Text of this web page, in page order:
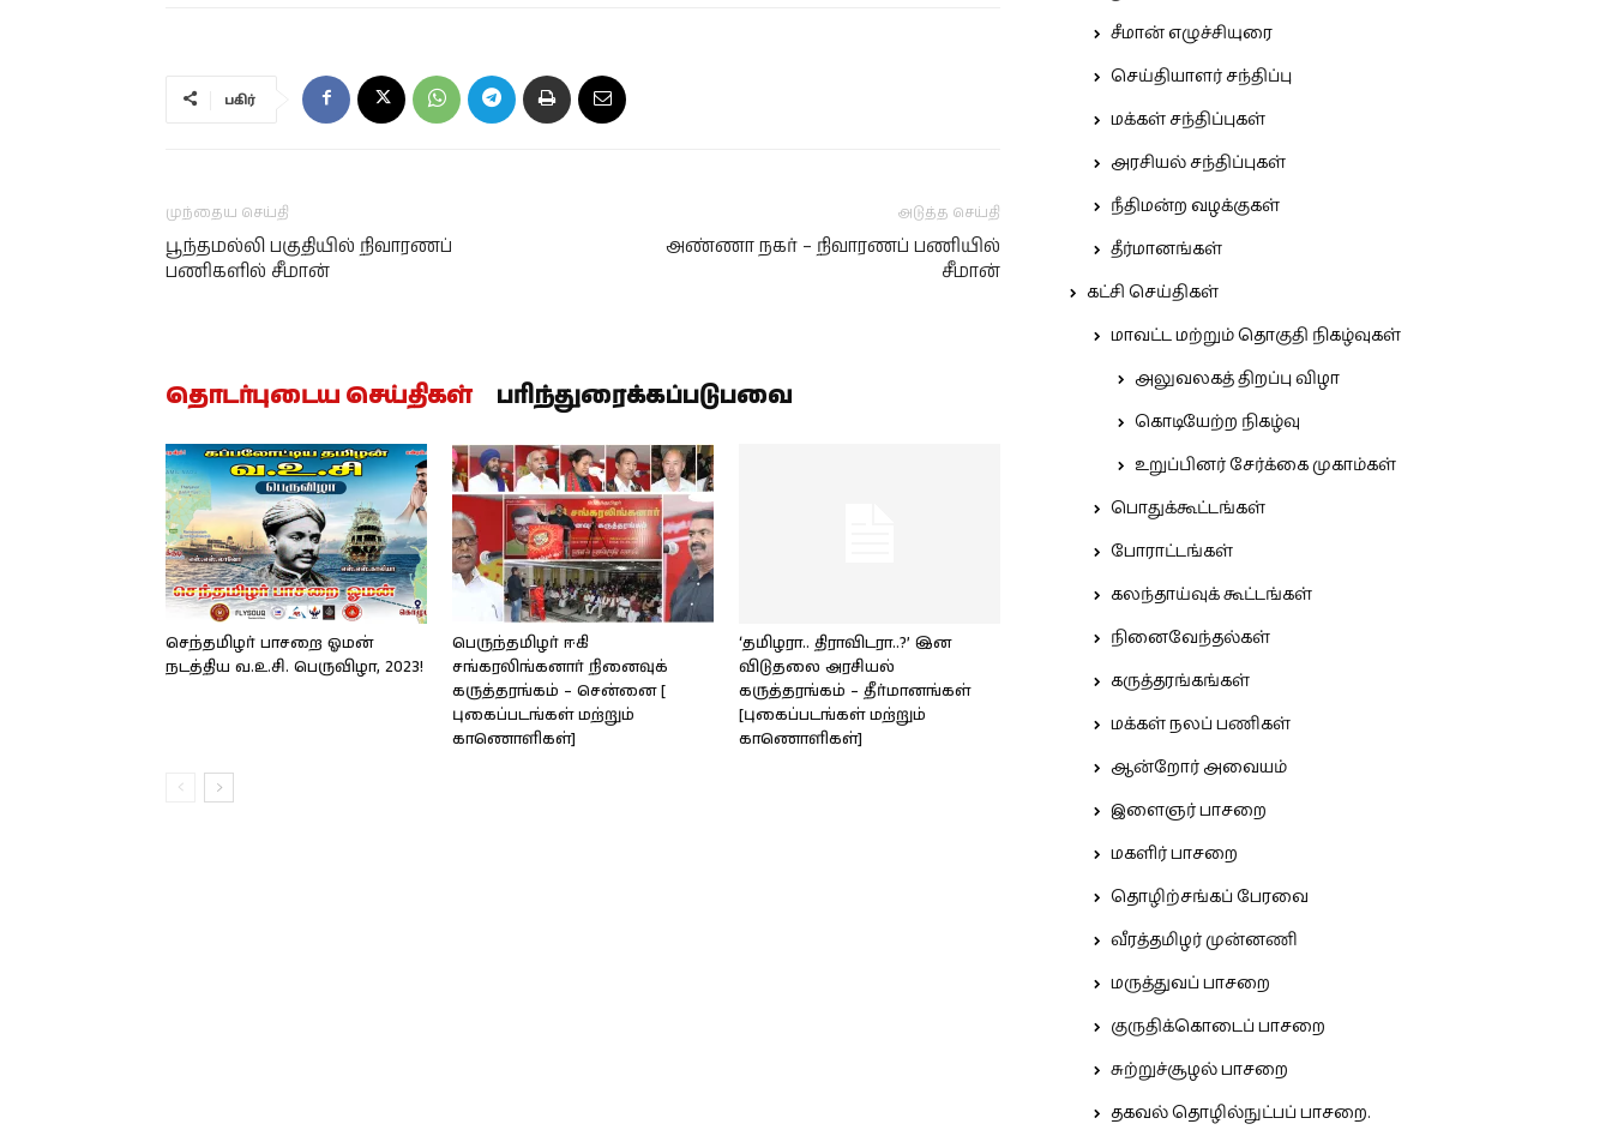
பகிர்
முந்தைய செய்தி
பூந்தமல்லி பகுதியில் நிவாரணப்
பணிகளில் சீமான்
அடுத்த செய்தி
அண்ணா நகர் – நிவாரணப் பணியில்
சீமான்
தொடர்புடைய செய்திகள் பரிந்துரைக்கப்படுபவை
செந்தமிழர் பாசறை ஓமன்
நடத்திய வ.உ.சி. பெருவிழா, 2023!
பெருந்தமிழர் ஈகி
சங்கரலிங்கனார் நினைவுக்
கருத்தரங்கம் – சென்னை [
புகைப்படங்கள் மற்றும்
காணொளிகள்]
‘தமிழரா.. திராவிடரா..?’ இன
விடுதலை அரசியல்
கருத்தரங்கம் – தீர்மானங்கள்
[புகைப்படங்கள் மற்றும்
காணொளிகள்]
சீமான் எழுச்சியுரை
செய்தியாளர் சந்திப்பு
மக்கள் சந்திப்புகள்
அரசியல் சந்திப்புகள்
நீதிமன்ற வழக்குகள்
தீர்மானங்கள்
கட்சி செய்திகள்
மாவட்ட மற்றும் தொகுதி நிகழ்வுகள்
அலுவலகத் திறப்பு விழா
கொடியேற்ற நிகழ்வு
உறுப்பினர் சேர்க்கை முகாம்கள்
பொதுக்கூட்டங்கள்
போராட்டங்கள்
கலந்தாய்வுக் கூட்டங்கள்
நினைவேந்தல்கள்
கருத்தரங்கங்கள்
மக்கள் நலப் பணிகள்
ஆன்றோர் அவையம்
இளைஞர் பாசறை
மகளிர் பாசறை
தொழிற்சங்கப் பேரவை
வீரத்தமிழர் முன்னணி
மருத்துவப் பாசறை
குருதிக்கொடைப் பாசறை
சுற்றுச்சூழல் பாசறை
தகவல் தொழில்நுட்பப் பாசறை.